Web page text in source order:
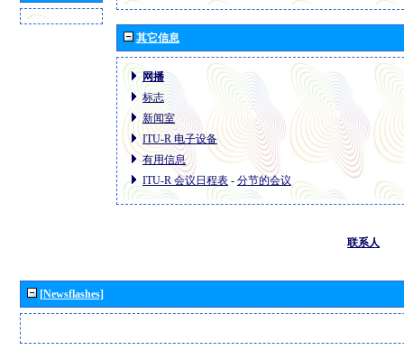
其它信息
网播
标志
新闻室
ITU-R 电子设备
有用信息
ITU-R 会议日程表 - 分节的会议
联系人
[Newsflashes]